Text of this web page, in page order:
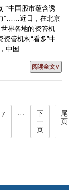
中国股市蕴含诱
”……近日，在北京
界各地的资管机
资管机构“看多”中
中国......
阅读全文∨
7 ···
下
一
页
尾
页